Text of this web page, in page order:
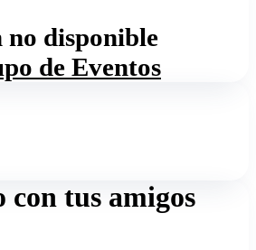
no disponible
de Eventos
con tus amigos